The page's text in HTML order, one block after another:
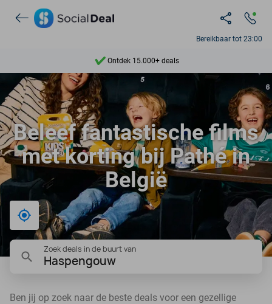
Bereikbaar tot 23:00
Ontdek 15.000+ deals
7 dagen per week beschikbaar
10+ miljoen leden
9,4
Ontdek 15.000+ deals
Beleef fantastische films
met korting bij Pathé in
België
Bij mij in de buurt
Zoek deals in de buurt van
Haspengouw
Ben jij op zoek naar de beste deals voor een gezellige